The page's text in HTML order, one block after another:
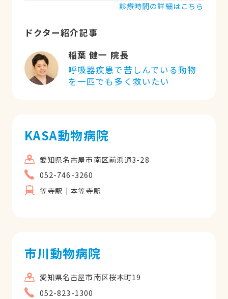
診療時間の詳細はこちら
ドクター紹介記事
稲葉 健一 院長
呼吸器疾患で苦しんでいる動物
を一匹でも多く救いたい
KASA動物病院
愛知県名古屋市南区前浜通3-28
052-746-3260
笠寺駅
本笠寺駅
市川動物病院
愛知県名古屋市南区桜本町19
052-823-1300